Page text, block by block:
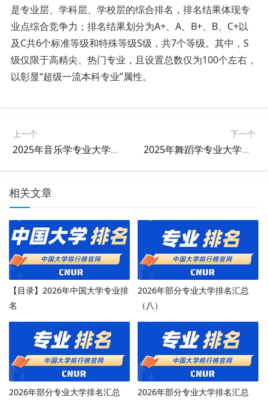
是专业层、学科层、学校层的综合排名，排名结果体现专
业点综合竞争力；排名结果划分为A+、A、B+、B、C+以
及C共6个标准等级和特殊等级S级，共7个等级。其中，S
级仅限于高精尖、热门专业，且设置总数仅为100个左右，
以彰显“超级一流本科专业”属性。
上一个
2025年音乐学专业大学排名及评级结果
下一个
2025年舞蹈学专业大学排名及评级结果
相关文章
【目录】2026年中国大学专业排
名
2026年部分专业大学排名汇总
（八）
2026年部分专业大学排名汇总
2026年部分专业大学排名汇总